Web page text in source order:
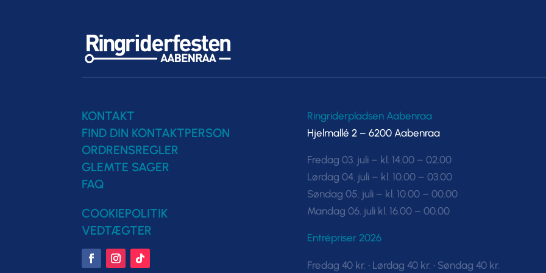
KONTAKT
FIND DIN KONTAKTPERSON
ORDRENSREGLER
GLEMTE SAGER
FAQ
COOKIEPOLITIK
VEDTÆGTER
Ringriderpladsen Aabenraa
Hjelmallé 2 – 6200 Aabenraa
Fredag 03. juli – kl. 14.00 – 02.00
Lørdag 04. juli – kl. 10.00 – 03.00
Søndag 05. juli – kl. 10.00 – 00.00
Mandag 06. juli kl. 16.00 – 00.00
Entrépriser 2026
Fredag 40 kr. • Lørdag 40 kr. • Søndag 40 kr.